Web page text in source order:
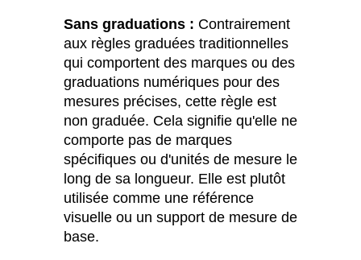
Sans graduations : Contrairement
aux règles graduées traditionnelles
qui comportent des marques ou des
graduations numériques pour des
mesures précises, cette règle est
non graduée. Cela signifie qu'elle ne
comporte pas de marques
spécifiques ou d'unités de mesure le
long de sa longueur. Elle est plutôt
utilisée comme une référence
visuelle ou un support de mesure de
base.